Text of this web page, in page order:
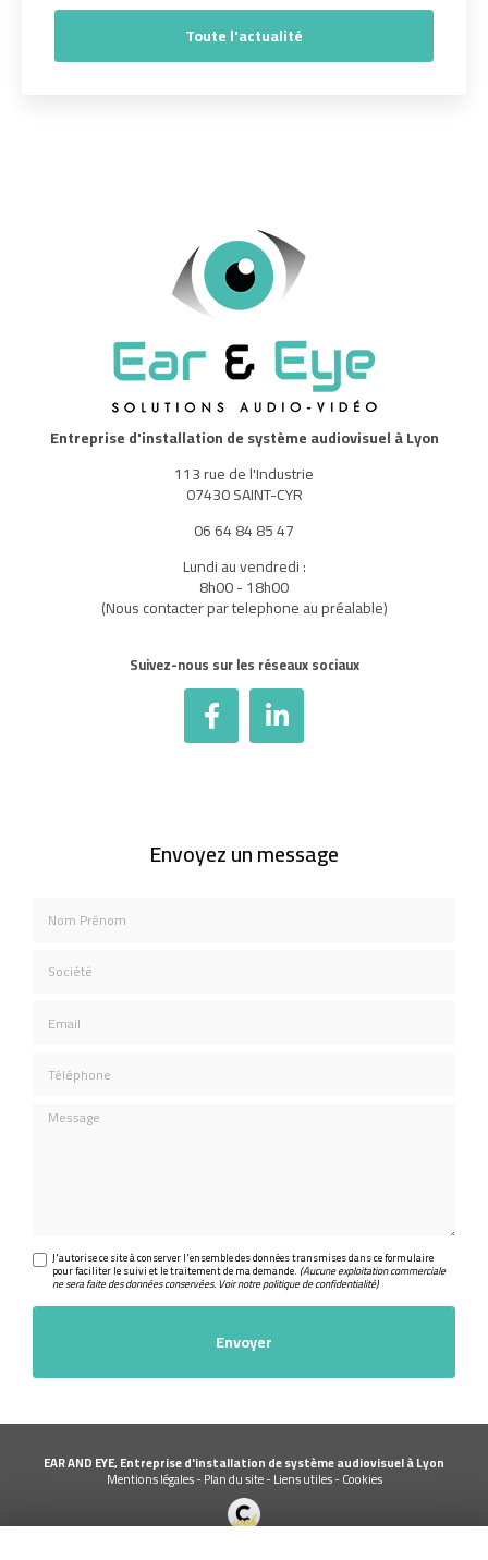
Toute l'actualité
Entreprise d'installation de système audiovisuel à Lyon
113 rue de l'Industrie
07430 SAINT-CYR
06 64 84 85 47
Lundi au vendredi :
8h00 - 18h00
(Nous contacter par telephone au préalable)
Suivez-nous sur les réseaux sociaux
Envoyez un message
Message
J'autorise ce site à conserver l'ensemble des données transmises dans ce formulaire
pour faciliter le suivi et le traitement de ma demande. (Aucune exploitation commerciale
ne sera faite des données conservées. Voir notrepolitique de confidentialité)
EAR AND EYE, Entreprise d'installation de système audiovisuel à Lyon
Mentions légales-Plan du site-Liens utiles-Cookies